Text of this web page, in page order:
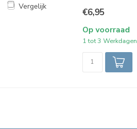
Vergelijk
€6,95
Op voorraad
1 tot 3 Werkdagen